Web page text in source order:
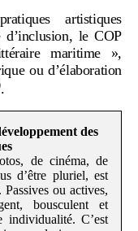
artistiques
d’inclusion, le COP
maritime
»,
ou d’élaboration
.
des
de cinéma, de
d’être pluriel, est
ou actives,
bousculent et
individualité. C’est